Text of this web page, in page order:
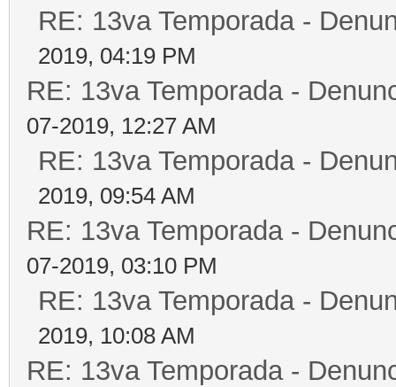
RE: 13va Temporada -
2019, 04:19 PM
RE: 13va Temporada -
07-2019, 12:27 AM
RE: 13va Temporada -
2019, 09:54 AM
RE: 13va Temporada -
07-2019, 03:10 PM
RE: 13va Temporada -
2019, 10:08 AM
RE: 13va Temporada -